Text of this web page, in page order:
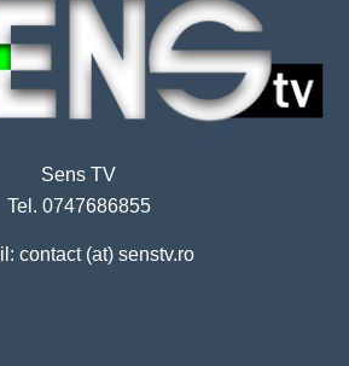
Sens TV
Tel. 0747686855
contact (at) senstv.ro